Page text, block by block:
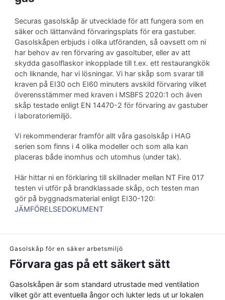
Securas gasolskåp är utvecklade för att fungera som en
säker och lättanvänd förvaringsplats för era gastuber.
Gasolskåpen erbjuds i olika utföranden, så oavsett om ni
har behov av ren förvaring av gasoltuber, eller av att
skydda gasolflaskor inkopplade till t.ex. ett restaurangkök
och liknande, har vi lösningar. Vi har skåp som svarar till
kraven på EI30 och EI60 minuters avskild förvaring vilket
överensstämmer med kraven i MSBFS 2020:1 och även
skåp testade enligt EN 14470-2 för förvaring av gastuber
i laboratoriemiljö.
Vi rekommenderar framför allt våra gasolskåp i HAG
serien som finns i 4 olika modeller och som alla kan
placeras både inomhus och utomhus (under tak).
Här hittar ni en förklaring till skillnader mellan NT Fire 017
testen vi utför på brandklassade skåp, och testen man
gör på byggnadsmaterial enligt EI30-120:
JÄMFÖRELSEDOKUMENT
Gasolskåp för en säker arbetsmiljö
Förvara gas på ett säkert sätt
Gasolskåpen är som standard utrustade med ventilation
vilket gör att eventuella ångor och lukter leds ut ur lokalen